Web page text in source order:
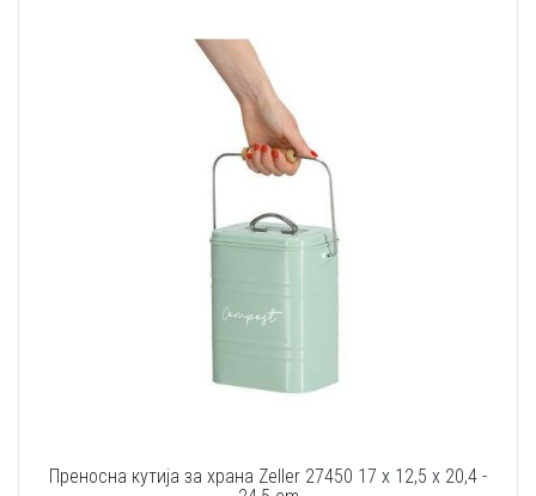
Преносна кутија за храна Zeller 27450 17 x 12,5 x 20,4 -